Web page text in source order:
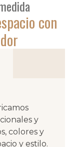
con
y
colores y
y estilo.